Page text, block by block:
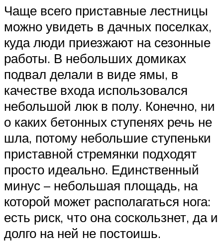
Чаще всего приставные лестницы
можно увидеть в дачных поселках,
куда люди приезжают на сезонные
работы. В небольших домиках
подвал делали в виде ямы, в
качестве входа использовался
небольшой люк в полу. Конечно, ни
о каких бетонных ступенях речь не
шла, потому небольшие ступеньки
приставной стремянки подходят
просто идеально. Единственный
минус – небольшая площадь, на
которой может располагаться нога:
есть риск, что она соскользнет, да и
долго на ней не постоишь.